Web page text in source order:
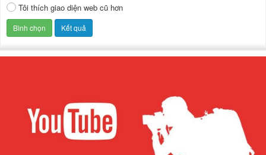
Tôi thích giao diện web cũ hơn